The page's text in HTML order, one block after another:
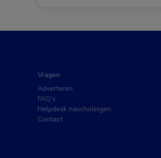
Vragen
Adverteren
FAQ’s
Helpdesk nascholingen
Contact